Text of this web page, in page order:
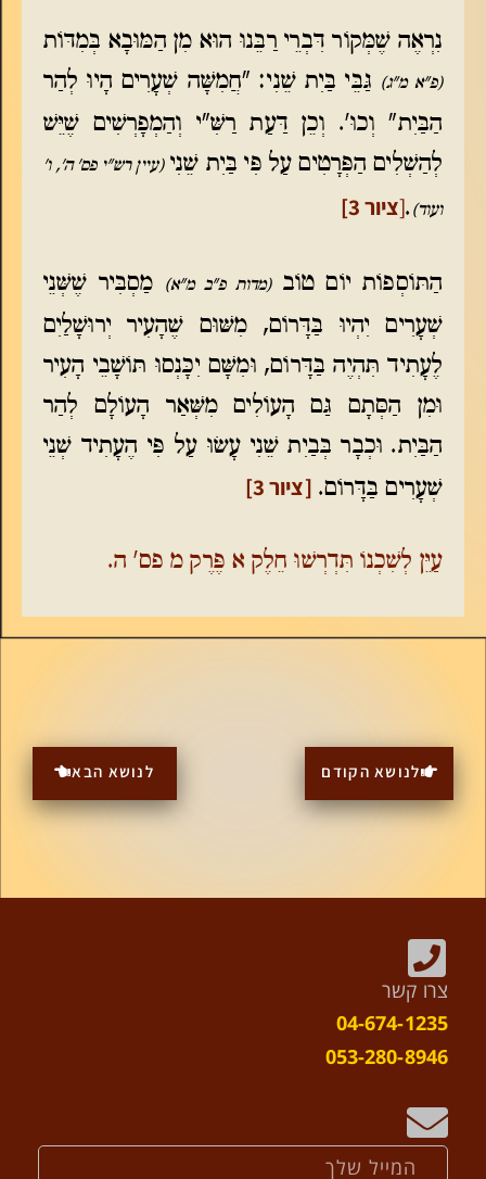
נִרְאֶה שֶׁמְּקוֹר דִּבְרֵי רַבֵּנוּ הוּא מִן הַמּוּבָא בְּמִדּוֹת
(פ"א מ"ג) גַּבֵּי בַּיִת שֵׁנִי: "חֲמִשָּׁה שְׁעָרִים הָיוּ לְהַר
הַבַּיִת" וְכוּ'. וְכֵן דַּעַת רַשִּׁ"י וְהַמְפָרְשִׁים שֶׁיֵּשׁ
לְהַשְׁלִים הַפְּרָטִים עַל פִּי בַּיִת שֵׁנִי(עיין רש"י פס' ה', ו'
ועוד) .
[ציור 3]
הַתּוֹסְפוֹת יוֹם טוֹב(מדות פ"ב מ"א) מַסְבִּיר שֶׁשְּׁנֵי
שְׁעָרִים יִהְיוּ בַּדָּרוֹם, מִשּׁוּם שֶׁהָעִיר יְרוּשָׁלַיִם
לֶעָתִיד תִּהְיֶה בַּדָּרוֹם, וּמִשָּׁם יִכָּנְסוּ תּוֹשָׁבֵי הָעִיר
וּמִן הַסְּתָם גַּם הָעוֹלִים מִשְּׁאַר הָעוֹלָם לְהַר
הַבַּיִת. וּכְבָר בְּבַיִת שֵׁנִי עָשׂוּ עַל פִּי הֶעָתִיד שְׁנֵי
שְׁעָרִים בַּדָּרוֹם. [ציור 3]
עַיֵּן לְשִׁכְנוֹ תִּדְרְשׁוּ חֵלֶק א פֶּרֶק מ פס' ה.
לנושא הקודם לנושא הבא
צרו קשר
04-674-1235
053-280-8946